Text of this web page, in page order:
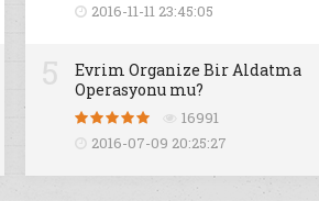
2016-11-11 23:45:05
Evrim Organize Bir Aldatma
Operasyonu mu?
16991
2016-07-09 20:25:27